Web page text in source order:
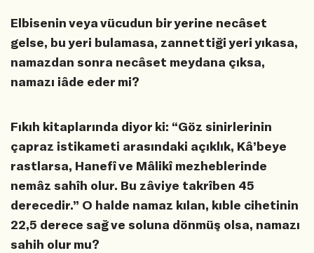
Elbisenin veya vücudun bir yerine necâset
gelse, bu yeri bulamasa, zannettiği yeri yıkasa,
namazdan sonra necâset meydana çıksa,
namazı iâde eder mi?
Fıkıh kitaplarında diyor ki: “Göz sinirlerinin
çapraz istikameti arasındaki açıklık, Kâ’beye
rastlarsa, Hanefî ve Mâlikî mezheblerinde
nemâz sahîh olur. Bu zâviye takrîben 45
derecedir.” O halde namaz kılan, kıble cihetinin
22,5 derece sağ ve soluna dönmüş olsa, namazı
sahih olur mu?